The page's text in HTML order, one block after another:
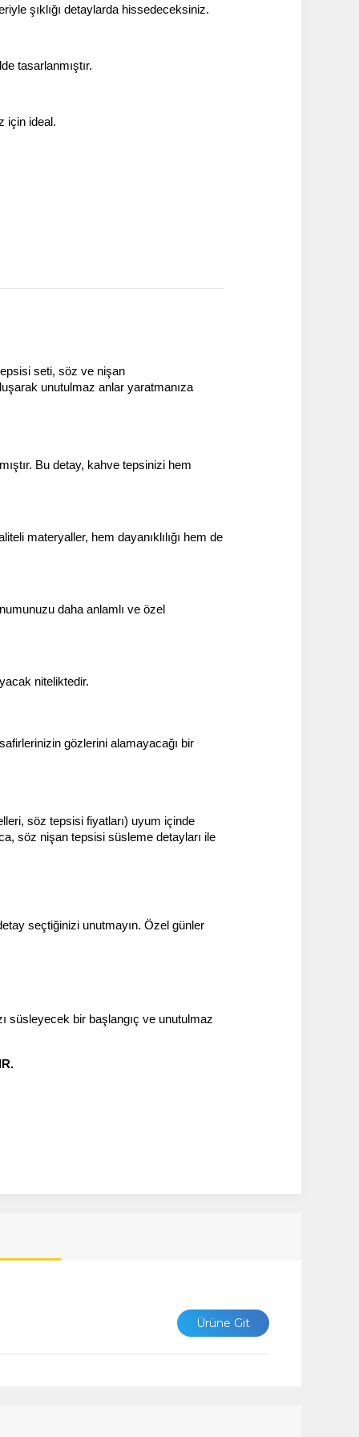
şıklığı detaylarda hissedeceksiniz.
tasarlanmıştır.
için ideal.
seti, söz ve nişan
unutulmaz anlar yaratmanıza
Bu detay, kahve tepsinizi hem
materyaller, hem dayanıklılığı hem de
daha anlamlı ve özel
niteliktedir.
gözlerini alamayacağı bir
söz tepsisi fiyatları) uyum içinde
söz nişan tepsisi süsleme detayları ile
seçtiğinizi unutmayın. Özel günler
süsleyecek bir başlangıç ve unutulmaz
Ürüne Git